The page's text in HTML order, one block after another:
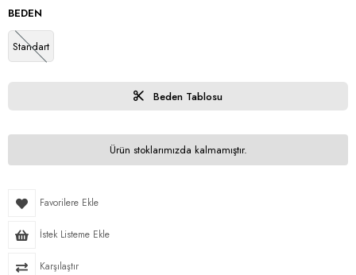
BEDEN
Standart
Beden Tablosu
Ürün stoklarımızda kalmamıştır.
Favorilere Ekle
İstek Listeme Ekle
Karşılaştır